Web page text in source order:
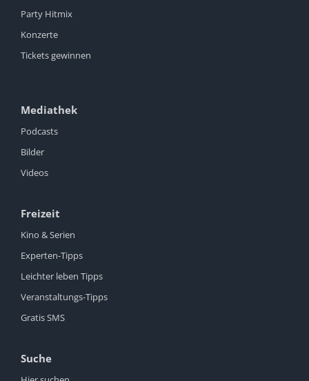
Party Hitmix
Konzerte
Tickets gewinnen
Mediathek
Podcasts
Bilder
Videos
Freizeit
Kino & Serien
Experten-Tipps
Leichter leben Tipps
Veranstaltungs-Tipps
Gratis SMS
Suche